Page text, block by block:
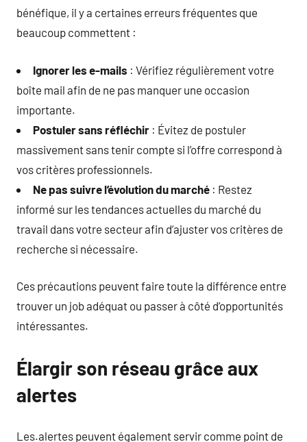
bénéfique, il y a certaines erreurs fréquentes que
beaucoup commettent :
Ignorer les e-mails : Vérifiez régulièrement votre
boîte mail afin de ne pas manquer une occasion
importante.
Postuler sans réfléchir : Évitez de postuler
massivement sans tenir compte si l’offre correspond à
vos critères professionnels.
Ne pas suivre l’évolution du marché : Restez
informé sur les tendances actuelles du marché du
travail dans votre secteur afin d’ajuster vos critères de
recherche si nécessaire.
Ces précautions peuvent faire toute la différence entre
trouver un job adéquat ou passer à côté d’opportunités
intéressantes.
Élargir son réseau grâce aux
alertes
Les.alertes peuvent également servir comme point de